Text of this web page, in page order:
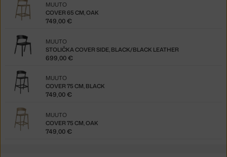
COVER 65 CM, OAK
MUUTO
749,00 €
STOLIČKA COVER SIDE, BLACK/BLACK LEATHER
MUUTO
699,00 €
COVER 75 CM, BLACK
MUUTO
749,00 €
COVER 75 CM, OAK
MUUTO
749,00 €